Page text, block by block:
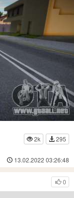
2k
295
13.02.2022 03:26:48
0